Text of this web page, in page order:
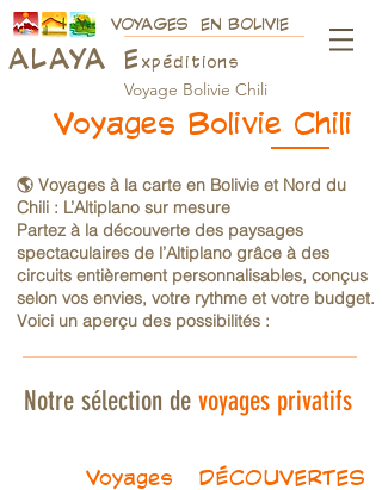
VOYAGES EN BOLIVIE
ALAYA E xpéditions
Voyage Bolivie Chili
Voyages Bolivie Chili
🌎 Voyages à la carte en Bolivie et Nord du
Chili : L’Altiplano sur mesure
Partez à la découverte des paysages
spectaculaires de l’Altiplano grâce à des
circuits entièrement personnalisables, conçus
selon vos envies, votre rythme et votre budget.
Voici un aperçu des possibilités :
Notre sélection de voyages privatifs
Voyages DÉCOUVERTES